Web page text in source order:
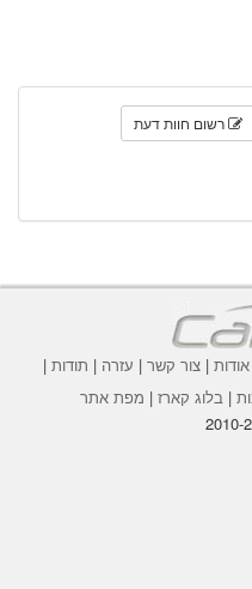
רשום חוות דעת
אודות |צור קשר | עזרה | תודות |
|בלוג קארז | מפת אתר